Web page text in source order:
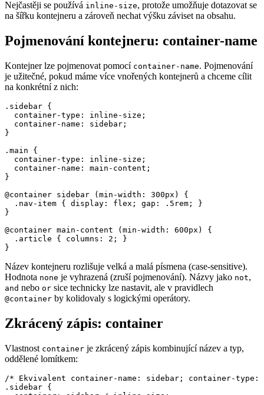
Nejčastěji se používá inline-size, protože umožňuje dotazovat se
na šířku kontejneru a zároveň nechat výšku záviset na obsahu.
Pojmenování kontejneru: container-name
Kontejner lze pojmenovat pomocí container-name. Pojmenování
je užitečné, pokud máme více vnořených kontejnerů a chceme cílit
na konkrétní z nich:
.sidebar {
  container-type: inline-size;
  container-name: sidebar;
}
.main {
  container-type: inline-size;
  container-name: main-content;
}
@container sidebar (min-width: 300px) {
  .nav-item { display: flex; gap: .5rem; }
}
@container main-content (min-width: 600px) {
  .article { columns: 2; }
}
Název kontejneru rozlišuje velká a malá písmena (case-sensitive).
Hodnota none je vyhrazená (zruší pojmenování). Názvy jako not,
and nebo or sice technicky lze nastavit, ale v pravidlech
@container by kolidovaly s logickými operátory.
Zkrácený zápis: container
Vlastnost container je zkrácený zápis kombinující název a typ,
oddělené lomítkem:
/* Ekvivalent container-name: sidebar; container-
.sidebar {